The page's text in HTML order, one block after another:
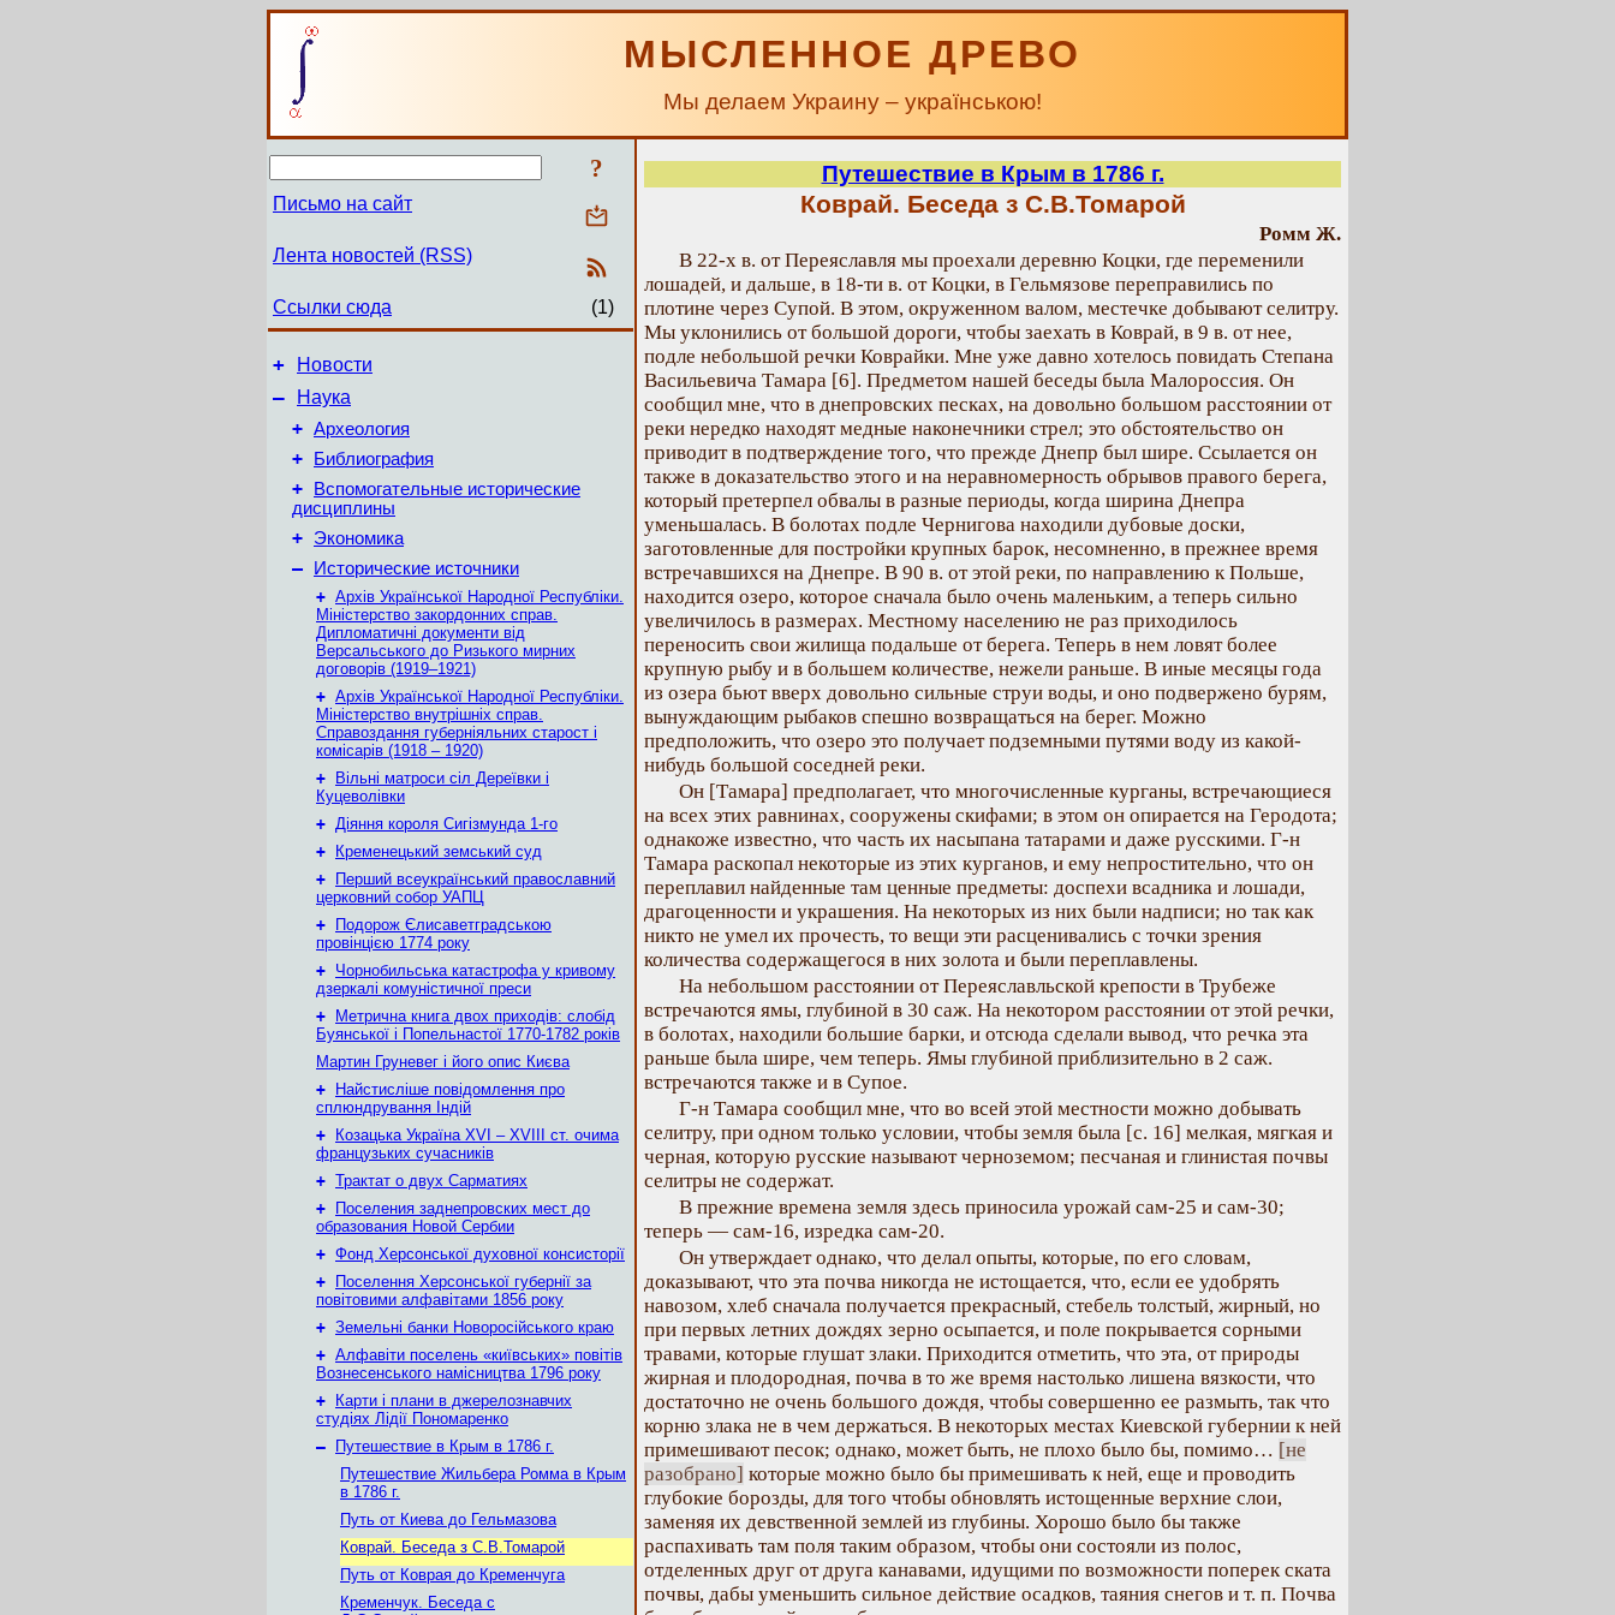
МЫСЛЕННОЕ ДРЕВО
Мы делаем Украину – українською!
?
Письмо на сайт
Лента новостей (RSS)
Ссылки сюда (1)
+ Новости
–
Наука
+ Археология
+ Библиография
+
Вспомогательные исторические
дисциплины
+ Экономика
– Исторические источники
+ Архів Української Народної Республіки.
Міністерство закордонних справ.
Дипломатичні документи від
Версальського до Ризького мирних
договорів (1919–1921)
+ Архів Української Народної Республіки.
Міністерство внутрішніх справ.
Справоздання губерніяльних старост і
комісарів (1918 – 1920)
+
Вільні матроси сіл Дереївки і
Куцеволівки
+ Діяння короля Сигізмунда 1-го
+
Кременецький земський суд
+
Перший всеукраїнський православний
церковний собор УАПЦ
+
Подорож Єлисаветградською
провінцією 1774 року
+ Чорнобильська катастрофа у кривому
дзеркалі комуністичної преси
+
Метрична книга двох приходів: слобід
Буянської і Попельнастої 1770-1782 років
Мартин Груневег і його опис Києва
+
Найстисліше повідомлення про
сплюндрування Індій
+
Козацька Україна ХVІ – ХVІІІ ст. очима
французьких сучасників
+ Трактат о двух Сарматиях
+
Поселения заднепровских мест до
образования Новой Сербии
+ Фонд Херсонської духовної консисторії
+
Поселення Херсонської губернії за
повітовими алфавітами 1856 року
+ Земельні банки Новоросійського краю
+ Алфавіти поселень «київських» повітів
Вознесенського намісництва 1796 року
+
Карти і плани в джерелознавчих
студіях Лідії Пономаренко
–
Путешествие в Крым в 1786 г.
Путешествие Жильбера Ромма в Крым
в 1786 г.
Путь от Киева до Гельмазова
Коврай. Беседа з С.В.Томарой
Путь от Коврая до Кременчуга
Кременчук. Беседа с
Путешествие в Крым в 1786 г.
Коврай. Беседа з С.В.Томарой
Ромм Ж.
В 22-х в. от Переяславля мы проехали деревню Коцки, где переменили
лошадей, и дальше, в 18-ти в. от Коцки, в Гельмязове переправились по
плотине через Супой. В этом, окруженном валом, местечке добывают селитру.
Мы уклонились от большой дороги, чтобы заехать в Коврай, в 9 в. от нее,
подле небольшой речки Коврайки. Мне уже давно хотелось повидать Степана
Васильевича Тамара [6]. Предметом нашей беседы была Малороссия. Он
сообщил мне, что в днепровских песках, на довольно большом расстоянии от
реки нередко находят медные наконечники стрел; это обстоятельство он
приводит в подтверждение того, что прежде Днепр был шире. Ссылается он
также в доказательство этого и на неравномерность обрывов правого берега,
который претерпел обвалы в разные периоды, когда ширина Днепра
уменьшалась. В болотах подле Чернигова находили дубовые доски,
заготовленные для постройки крупных барок, несомненно, в прежнее время
встречавшихся на Днепре. В 90 в. от этой реки, по направлению к Польше,
находится озеро, которое сначала было очень маленьким, а теперь сильно
увеличилось в размерах. Местному населению не раз приходилось
переносить свои жилища подальше от берега. Теперь в нем ловят более
крупную рыбу и в большем количестве, нежели раньше. В иные месяцы года
из озера бьют вверх довольно сильные струи воды, и оно подвержено бурям,
вынуждающим рыбаков спешно возвращаться на берег. Можно
предположить, что озеро это получает подземными путями воду из какой-
нибудь большой соседней реки.
Он [Тамара] предполагает, что многочисленные курганы, встречающиеся
на всех этих равнинах, сооружены скифами; в этом он опирается на Геродота;
однакоже известно, что часть их насыпана татарами и даже русскими. Г-н
Тамара раскопал некоторые из этих курганов, и ему непростительно, что он
переплавил найденные там ценные предметы: доспехи всадника и лошади,
драгоценности и украшения. На некоторых из них были надписи; но так как
никто не умел их прочесть, то вещи эти расценивались с точки зрения
количества содержащегося в них золота и были переплавлены.
На небольшом расстоянии от Переяславльской крепости в Трубеже
встречаются ямы, глубиной в 30 саж. На некотором расстоянии от этой речки,
в болотах, находили большие барки, и отсюда сделали вывод, что речка эта
раньше была шире, чем теперь. Ямы глубиной приблизительно в 2 саж.
встречаются также и в Супое.
Г-н Тамара сообщил мне, что во всей этой местности можно добывать
селитру, при одном только условии, чтобы земля была [с. 16] мелкая, мягкая и
черная, которую русские называют черноземом; песчаная и глинистая почвы
селитры не содержат.
В прежние времена земля здесь приносила урожай сам-25 и сам-30;
теперь — сам-16, изредка сам-20.
Он утверждает однако, что делал опыты, которые, по его словам,
доказывают, что эта почва никогда не истощается, что, если ее удобрять
навозом, хлеб сначала получается прекрасный, стебель толстый, жирный, но
при первых летних дождях зерно осыпается, и поле покрывается сорными
травами, которые глушат злаки. Приходится отметить, что эта, от природы
жирная и плодородная, почва в то же время настолько лишена вязкости, что
достаточно не очень большого дождя, чтобы совершенно ее размыть, так что
корню злака не в чем держаться. В некоторых местах Киевской губернии к ней
примешивают песок; однако, может быть, не плохо было бы, помимо… [не
разобрано] которые можно было бы примешивать к ней, еще и проводить
глубокие борозды, для того чтобы обновлять истощенные верхние слои,
заменяя их девственной землей из глубины. Хорошо было бы также
распахивать там поля таким образом, чтобы они состояли из полос,
отделенных друг от друга канавами, идущими по возможности поперек ската
почвы, дабы уменьшить сильное действие осадков, таяния снегов и т. п. Почва